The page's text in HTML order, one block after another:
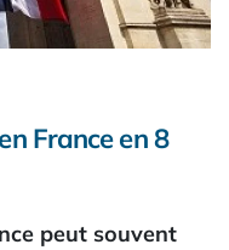
France en 8
peut souvent